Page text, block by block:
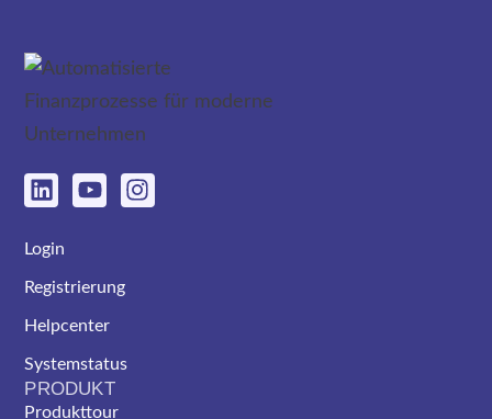
Login
Registrierung
Helpcenter
Systemstatus
PRODUKT
Produkttour